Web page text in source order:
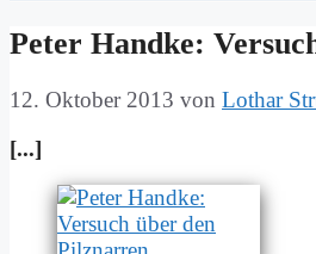
Pe­ter Hand­ke:
12. Oktober 2013 von Lothar
[...]